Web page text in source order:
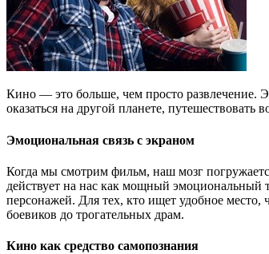
Кино — это больше, чем просто развлечение.
оказаться на другой планете,
Эмоциональная связь с экраном
Когда мы смотрим фильм, наш мозг
действует на нас как мощный эмоциональный
персонажей. Для тех, кто ищет удобное
боевиков до трогательных драм.
Кино как средство самопознания